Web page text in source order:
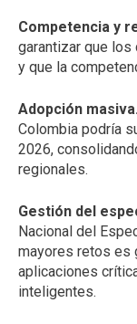
Competencia y
garantizar que
y que la
Adopción masiva.
Colombia podría
2026,
regionales.
Gestión del
Nacional del
mayores retos es
aplicaciones
inteligentes.